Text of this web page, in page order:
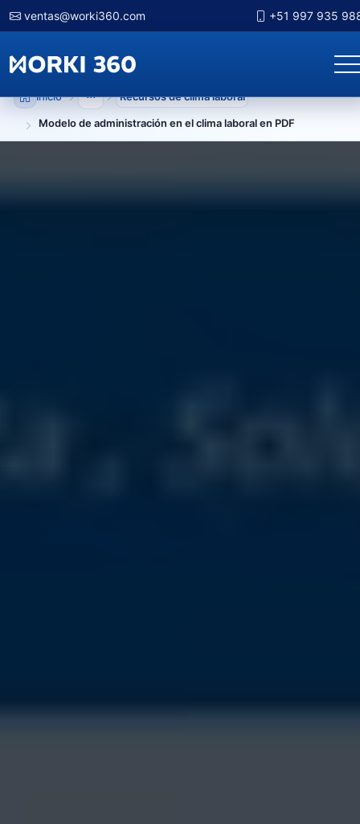
ventas@worki360.com +51 997 935
Inicio Mostrar niveles anteriores
Recursos de clima laboral
Modelo de administración en el clima laboral en PDF